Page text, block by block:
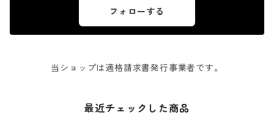
フォローする
当ショップは適格請求書発行事業者です。
最近チェックした商品